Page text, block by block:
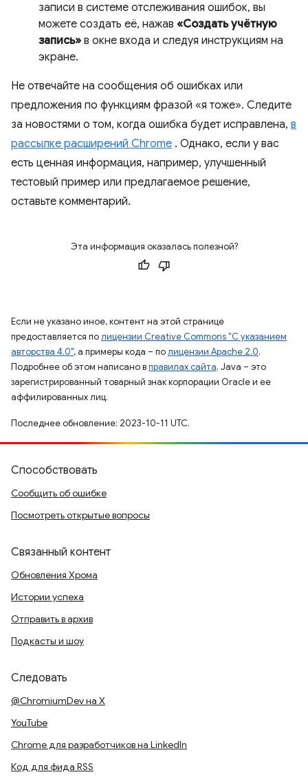
записи в системе отслеживания ошибок, вы
можете создать её, нажав «Создать учётную
запись» в окне входа и следуя инструкциям на
экране.
Не отвечайте на сообщения об ошибках или
предложения по функциям фразой «я тоже». Следите
за новостями о том, когда ошибка будет исправлена, в
рассылке расширений Chrome . Однако, если у вас
есть ценная информация, например, улучшенный
тестовый пример или предлагаемое решение,
оставьте комментарий.
Эта информация оказалась полезной?
Если не указано иное, контент на этой странице
предоставляется полицензии Creative Commons "С указанием
авторства 4.0", а примеры кода – полицензии Apache 2.0.
Подробнее об этом написано вправилах сайта. Java – это
зарегистрированный товарный знак корпорации Oracle и ее
аффилированных лиц.
Последнее обновление: 2023-10-11 UTC.
Способствовать
Сообщить об ошибке
Посмотреть открытые вопросы
Связанный контент
Обновления Хрома
Истории успеха
Отправить в архив
Подкасты и шоу
Следовать
@ChromiumDev на X
YouTube
Chrome для разработчиков на LinkedIn
Код для фида RSS